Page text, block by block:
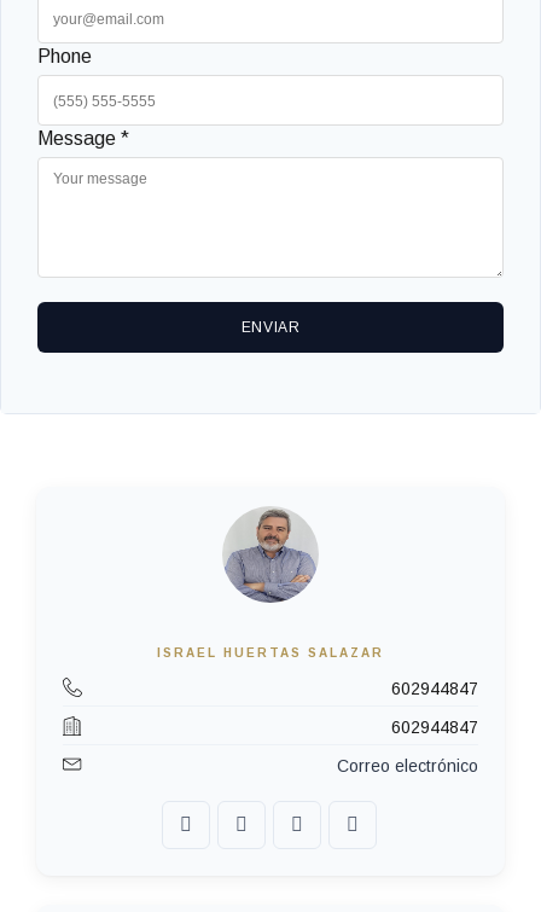
Phone
Message *
ENVIAR
ISRAEL HUERTAS SALAZAR
602944847
602944847
Correo electrónico